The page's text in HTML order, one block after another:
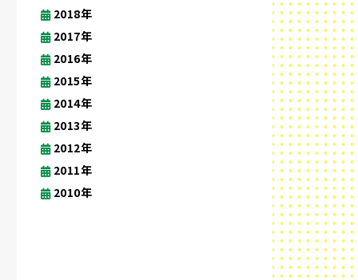
2018年
2017年
2016年
2015年
2014年
2013年
2012年
2011年
2010年